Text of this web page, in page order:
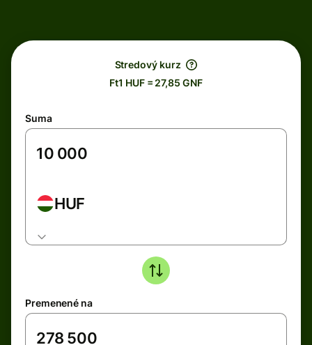
Stredový kurz
Ft1 HUF = 27,85 GNF
Suma
HUF
Premenené na